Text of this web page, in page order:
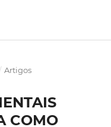
/ Artigos
COMO